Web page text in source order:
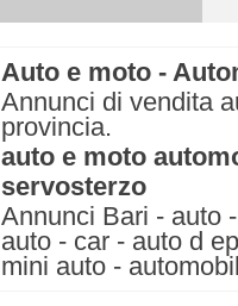
Auto e moto -
Annunci di vendita
provincia.
auto e moto
servosterzo
Annunci Bari - auto
auto - car - auto d
mini auto -